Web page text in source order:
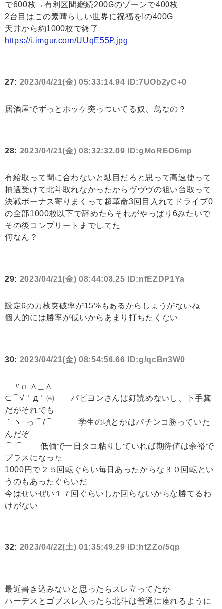
で600枚→有利区間継続200Gのゾーンで400枚
2台目はこの素晴らしい世界に祝福を!の400G
天井から約1000枚で終了
https://i.imgur.com/UUqE55P.jpg
27: 2023/04/21(金) 05:33:14.94 ID:7UOb2yC+0
居酒屋でずっとホッケ突っついてる奴、鳥なの？
28: 2023/04/21(金) 08:32:32.09 ID:gMoRBO6mp
有給取って間に合わないと駄目だろと思って高速使って
抽選受けて北斗取れなかったからヴヴヴの狙い台取って
決戦ボーナス寄りまくって超革命3回目入れてドライブ0
の全部1000枚以下で辞めたらそれがやっぱり6みたいで
その後コンプリートまでしてた
何なん？
29: 2023/04/21(金) 08:44:08.25 ID:nfEZDP1Ya
設定6の万枚突破率が15%もあるからしょうがないね
個人的には勝率が低いからあまり打ちたくない
30: 2023/04/21(金) 08:54:56.66 ID:g/qcBn3W0
〃∩ ∧＿∧
⊂⌒√＇д＇㈱ パピヨンさんは釘読めないし、下手糞
だがそれでも
｀ヽ_っ⌒/⌒ 学生の頃とかはパチンコ勝っていた
んだぞ
⌒ ⌒ 低価で一日タコ粘りしていれば期待値は余裕で
プラスになった
1000円で２５回転ぐらい毎日あったからな３０回転とい
うのもあったぐらいだ
今はせいぜい１７回ぐらいしか回らないからな勝てるわ
けがない
32: 2023/04/22(土) 01:35:49.29 ID:htZZo/5qp
最近書き込みないと思ったらスレ立ってたか
ハーデスとゴブスレ入ったら北斗は普通に座れるように